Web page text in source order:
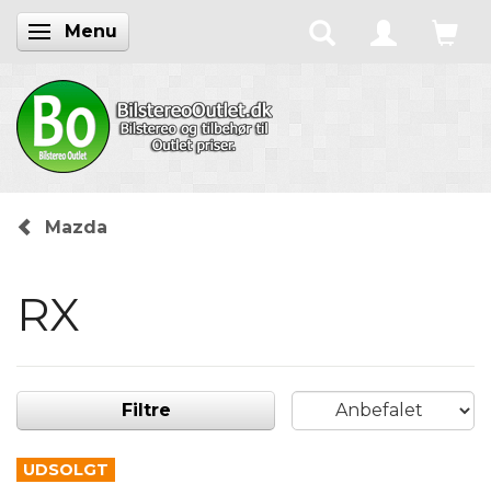
Skifte navigation
Menu
Mazda
RX
Filtre
UDSOLGT